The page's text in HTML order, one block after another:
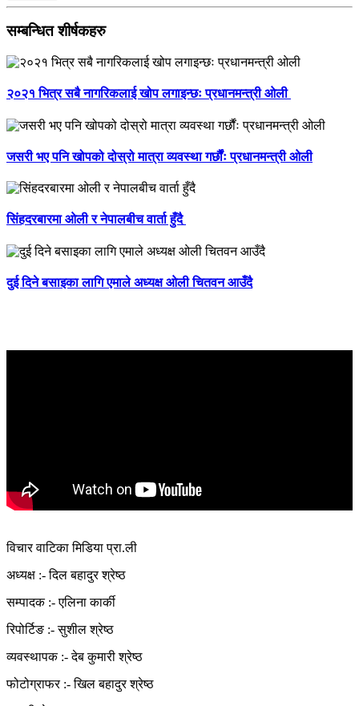
सम्बन्धित शीर्षकहरु
२०२१ भित्र सबै नागरिकलाई खोप लगाइन्छः प्रधानमन्त्री ओली
जसरी भए पनि खोपको दोस्रो मात्रा व्यवस्था गर्छौंः प्रधानमन्त्री ओली
सिंहदरबारमा ओली र नेपालबीच वार्ता हुँदै
दुई दिने बसाइका लागि एमाले अध्यक्ष ओली चितवन आउँदै
विचार वाटिका मिडिया प्रा.ली
अध्यक्ष :- दिल बहादुर श्रेष्ठ
सम्पादक :- एलिना कार्की
रिपोर्टिङ :- सुशील श्रेष्ठ
व्यवस्थापक :- देब कुमारी श्रेष्ठ
फोटोग्राफर :- खिल बहादुर श्रेष्ठ